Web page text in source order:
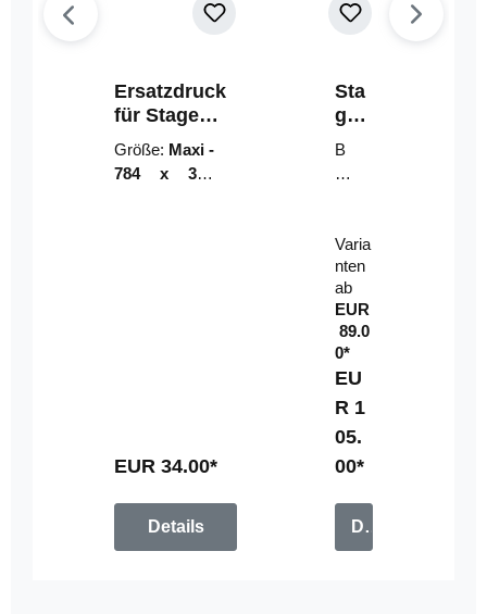
Ersatzdruck
für Stage
Riser
Größe: Maxi -
784 x 314
EUR 34.00*
Details
Sta
geri
ser-
LE
D-
el
B
un
mi
t
Fe
rn
be
di
en
u
n
g
Varia
nten
ab
EUR
89.0
0*
EU
R 1
05.
00*
Details